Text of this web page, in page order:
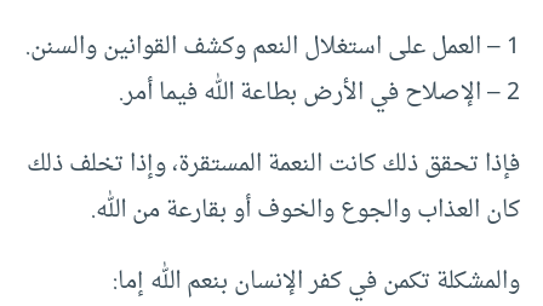
1 – العمل على استغلال النعم وكشف القوانين والسنن.
2 – الإصلاح في الأرض بطاعة الله فيما أمر.
فإذا تحقق ذلك كانت النعمة المستقرة، وإذا تخلف ذلك
كان العذاب والجوع والخوف أو بقارعة من الله.
والمشكلة تكمن في كفر الإنسان بنعم الله إما: